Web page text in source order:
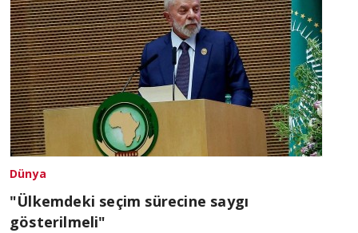
Dünya
"Ülkemdeki seçim sürecine saygı
gösterilmeli"